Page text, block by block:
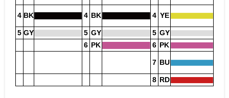
4 BK 4 BK 4 YE
5 GY 5 GY 5 GY
6 PK 6 PK
7 BU
8 RD